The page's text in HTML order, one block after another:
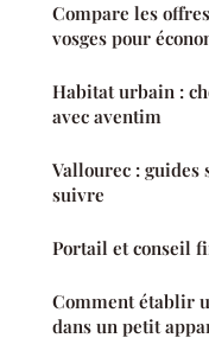
Compare les
vosges pour
Habitat urbain :
avec aventim
Vallourec : guides
suivre
Portail et conseil
Comment établir
dans un petit